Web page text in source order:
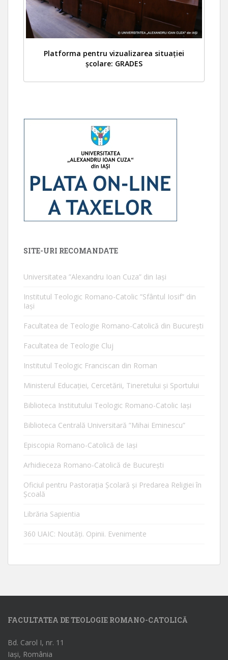
Platforma pentru vizualizarea situației
școlare: GRADES
SITE-URI RECOMANDATE
Universitatea ”Alexandru Ioan Cuza” din Iaşi
Institutul Teologic Romano-Catolic ”Sfântul Iosif” din
Iaşi
Facultatea de Teologie Romano-Catolică din Bucureşti
Facultatea de Teologie Cluj
Institutul Teologic Franciscan din Roman
Ministerul Educaţiei, Cercetării, Tineretului şi Sportului
Biblioteca Institutului Teologic Romano-Catolic Iaşi
Biblioteca Centrală Universitară ”Mihai Eminescu”
Episcopia Romano-Catolică de Iaşi
Arhidieceza Romano-Catolică de Bucureşti
Oficiul pentru Pastorația Școlară și Predarea Religiei în
Școală
Librăria Sapientia
360 UAIC: Noutăţi. Opinii. Evenimente
FACULTATEA DE TEOLOGIE ROMANO-CATOLICĂ
Bd. Carol I, nr. 11
Iași, România